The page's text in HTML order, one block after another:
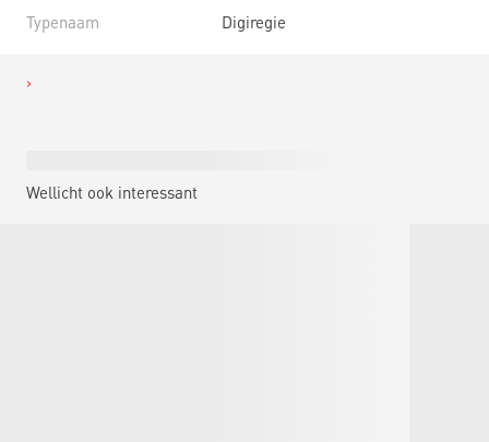
Typenaam Digiregie
Wellicht ook interessant